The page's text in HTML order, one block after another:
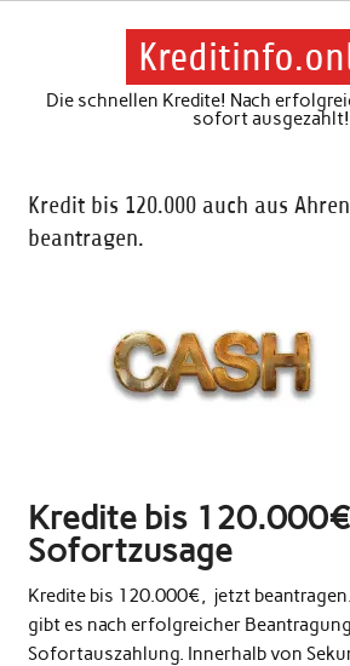
Skip
Die schnellen Kredite! Nach
sofort ausgezahlt!
Kredit bis 120.000 auch aus
beantragen.
Kredite bis
Sofortzusage
Kredite bis 120.000€, jetzt
gibt es nach erfolgreicher
Sofortauszahlung. Innerhalb von